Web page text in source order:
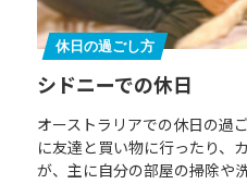
休日の過ごし方
シドニーでの休日
オーストラリアでの休日の過
に友達と買い物に行ったり、
が、主に自分の部屋の掃除や